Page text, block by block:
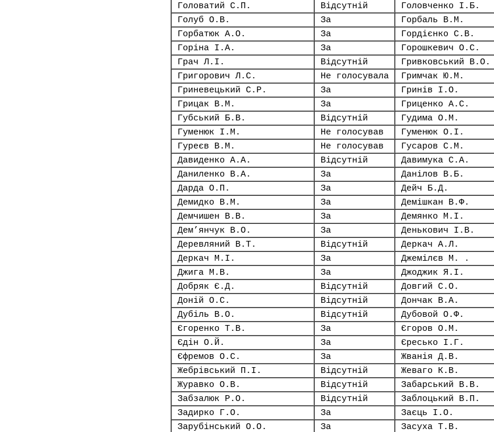
Головатий С.П.
Відсутній Головченко І.Б.
Голуб О.В.
За Горбаль В.М.
Горбатюк А.О.
За Гордієнко С.В.
Горіна І.А.
За Горошкевич О.С.
Грач Л.І.
Відсутній Гривковський В.О.
Григорович Л.С.
Не голосувала Гримчак Ю.М.
Гриневецький С.Р.
За Гринів І.О.
Грицак В.М.
За Гриценко А.С.
Губський Б.В.
Відсутній Гудима О.М.
Гуменюк І.М.
Не голосував Гуменюк О.І.
Гуреєв В.М.
Не голосував Гусаров С.М.
Давиденко А.А.
Відсутній Давимука С.А.
Даниленко В.А.
За Данілов В.Б.
Дарда О.П.
За Дейч Б.Д.
Демидко В.М.
За Демішкан В.Ф.
Демчишен В.В.
За Демянко М.І.
Дем’янчук В.О.
За Денькович І.В.
Деревляний В.Т.
Відсутній Деркач А.Л.
Деркач М.І.
За Джемілєв М. .
Джига М.В.
За Джоджик Я.І.
Добряк Є.Д.
Відсутній Довгий С.О.
Доній О.С.
Відсутній Дончак В.А.
Дубіль В.О.
Відсутній Дубовой О.Ф.
Єгоренко Т.В.
За Єгоров О.М.
Єдін О.Й.
За Єресько І.Г.
Єфремов О.С.
За Жванія Д.В.
Жебрівський П.І.
Відсутній Жеваго К.В.
Журавко О.В.
Відсутній Забарський В.В.
Забзалюк Р.О.
Відсутній Заблоцький В.П.
Задирко Г.О.
За Заєць І.О.
Зарубінський О.О.
За Засуха Т.В.